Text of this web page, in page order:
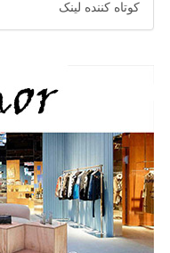
کوتاه کننده لینک